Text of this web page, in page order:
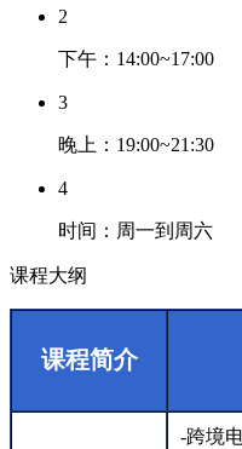
2
下午：14:00~17:00
3
晚上：19:00~21:30
4
时间：周一到周六
课程大纲
课程简介
-跨境